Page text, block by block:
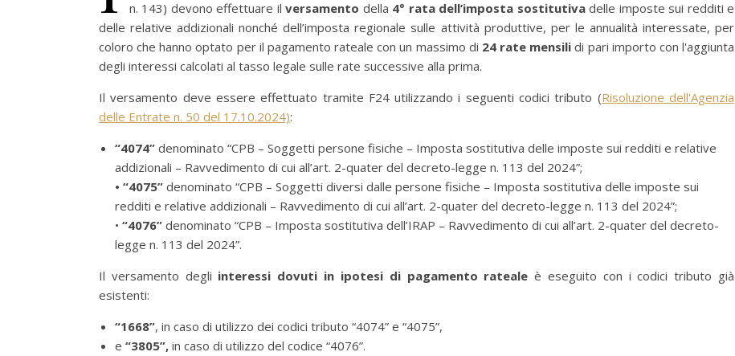
n. 143) devono effettuare ilversamento della 4° rata dell’imposta sostitutivadelle imposte sui redditi e
delle relative addizionali nonché dell’imposta regionale sulle attività produttive, per le annualità interessate, per
coloro che hanno optato per il pagamento rateale con un massimo di 24 rate mensili di pari importo con l'aggiunta
degli interessi calcolati al tasso legale sulle rate successive alla prima.
Il versamento deve essere effettuato tramite F24 utilizzando i seguenti codici tributo (Risoluzione dell'Agenzia
delle Entrate n. 50 del 17.10.2024):
“4074” denominato “CPB – Soggetti persone fisiche – Imposta sostitutiva delle imposte sui redditi e relative
addizionali – Ravvedimento di cui all’art. 2-quater del decreto-legge n. 113 del 2024”;
• “4075” denominato “CPB – Soggetti diversi dalle persone fisiche – Imposta sostitutiva delle imposte sui
redditi e relative addizionali – Ravvedimento di cui all’art. 2-quater del decreto-legge n. 113 del 2024”;
• “4076” denominato “CPB – Imposta sostitutiva dell’IRAP – Ravvedimento di cui all’art. 2-quater del decreto-
legge n. 113 del 2024”.
Il versamento degli interessi dovuti in ipotesi di pagamento rateale è eseguito con i codici tributo già
esistenti:
“1668”, in caso di utilizzo dei codici tributo “4074” e “4075”,
e “3805”, in caso di utilizzo del codice “4076”.